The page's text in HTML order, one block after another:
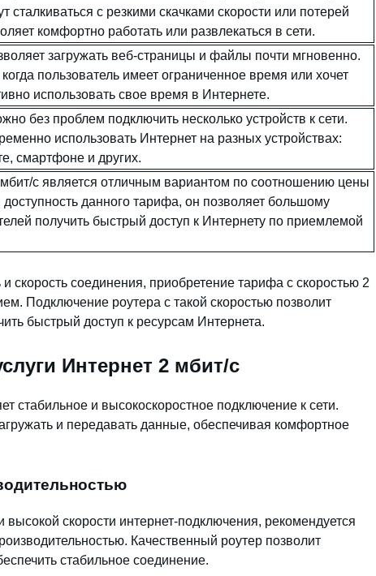
сталкиваться с резкими скачками скорости или потерей
комфортно работать или развлекаться в сети.
загружать веб-страницы и файлы почти мгновенно.
пользователь имеет ограниченное время или хочет
использовать свое время в Интернете.
без проблем подключить несколько устройств к сети.
использовать Интернет на разных устройствах:
смартфоне и других.
с является отличным вариантом по соотношению цены
доступность данного тарифа, он позволяет большому
получить быстрый доступ к Интернету по приемлемой
скорость соединения, приобретение тарифа с скоростью 2
Подключение роутера с такой скоростью позволит
быстрый доступ к ресурсам Интернета.
Интернет 2 мбит/с
стабильное и высокоскоростное подключение к сети.
и передавать данные, обеспечивая комфортное
скорости интернет-подключения, рекомендуется
Качественный роутер позволит
стабильное соединение.